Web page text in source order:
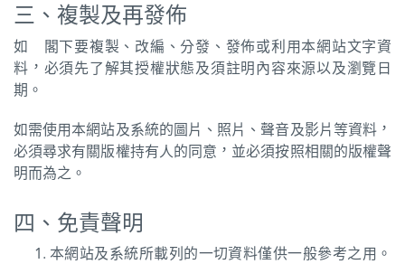
三、複製及再發佈
如 閣下要複製、改編、分發、發佈或利用本網站文字資
料，必須先了解其授權狀態及須註明內容來源以及瀏覽日
期。
如需使用本網站及系統的圖片、照片、聲音及影片等資料，
必須尋求有關版權持有人的同意，並必須按照相關的版權聲
明而為之。
四、免責聲明
本網站及系統所載列的一切資料僅供一般參考之用。